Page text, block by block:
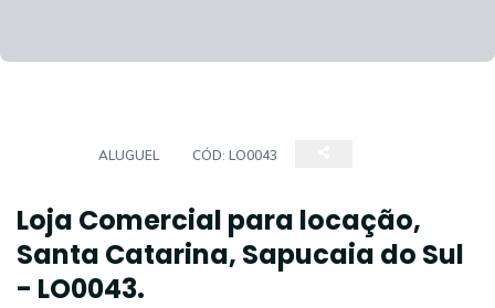
ALUGUEL CÓD: LO0043
Loja Comercial para locação,
Santa Catarina, Sapucaia do Sul
- LO0043.